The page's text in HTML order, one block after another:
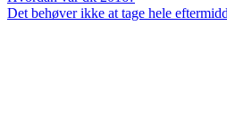
Det behøver ikke at tage hele